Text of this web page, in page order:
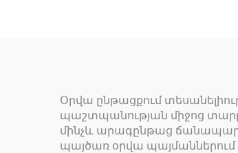
Օրվա ընթացքում
պաշտպանության միջոց
մինչև արագընթաց
պայծառ օրվա պայմաններում